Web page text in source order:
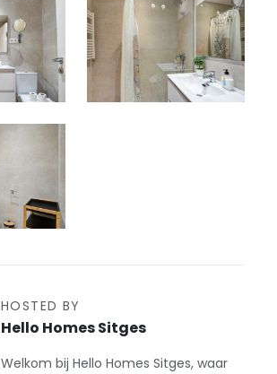
HOSTED BY
Hello Homes Sitges
Welkom bij Hello Homes Sitges, waar